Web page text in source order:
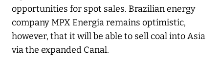
opportunities for spot sales. Brazilian energy
company MPX Energia remains optimistic,
however, that it will be able to sell coal into Asia
via the expanded Canal.